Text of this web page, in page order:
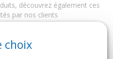
découvrez également ces
par nos clients
choix